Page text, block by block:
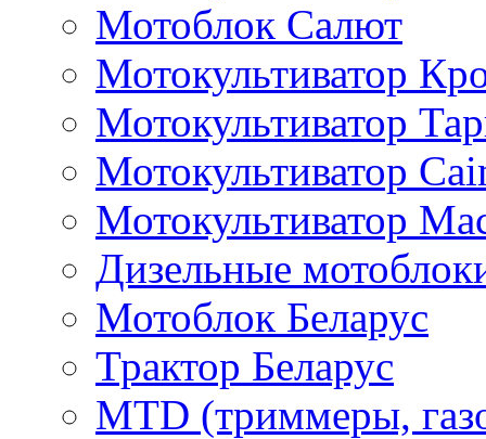
Мотоблок Салют
Мотокультиватор
Мотокультиватор
Мотокультиватор
Мотокультиватор
Дизельные
Мотоблок Беларус
Трактор Беларус
MTD (триммеры,